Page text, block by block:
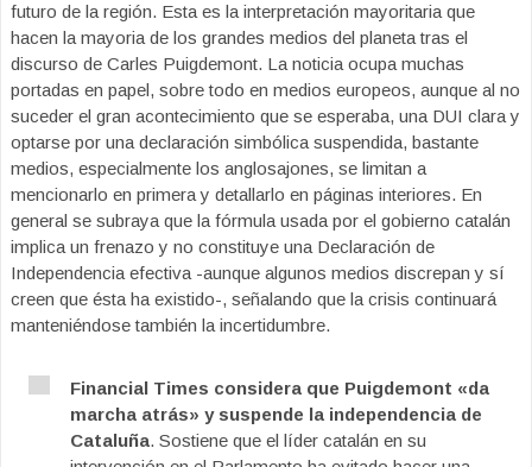
futuro de la región. Esta es la interpretación mayoritaria que
hacen la mayoria de los grandes medios del planeta tras el
discurso de Carles Puigdemont. La noticia ocupa muchas
portadas en papel, sobre todo en medios europeos, aunque al no
suceder el gran acontecimiento que se esperaba, una DUI clara y
optarse por una declaración simbólica suspendida, bastante
medios, especialmente los anglosajones, se limitan a
mencionarlo en primera y detallarlo en páginas interiores. En
general se subraya que la fórmula usada por el gobierno catalán
implica un frenazo y no constituye una Declaración de
Independencia efectiva -aunque algunos medios discrepan y sí
creen que ésta ha existido-, señalando que la crisis continuará
manteniéndose también la incertidumbre.
Financial Times considera que Puigdemont «da
marcha atrás» y suspende la independencia de
Cataluña. Sostiene que el líder catalán en su